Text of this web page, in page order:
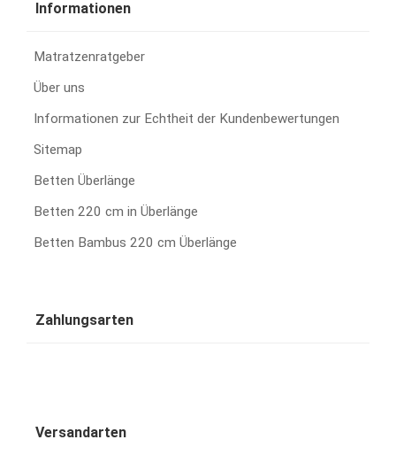
Informationen
Matratzenratgeber
Über uns
Informationen zur Echtheit der Kundenbewertungen
Sitemap
Betten Überlänge
Betten 220 cm in Überlänge
Betten Bambus 220 cm Überlänge
Zahlungsarten
Versandarten